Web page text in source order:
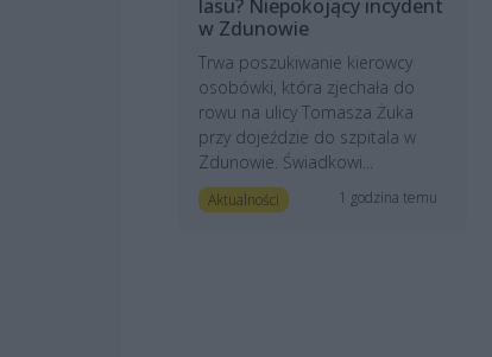
lasu? Niepokojący incydent
w Zdunowie
Trwa poszukiwanie kierowcy
osobówki, która zjechała do
rowu na ulicy Tomasza Żuka
przy dojeździe do szpitala w
Zdunowie. Świadkowi...
Aktualności 1 godzina temu